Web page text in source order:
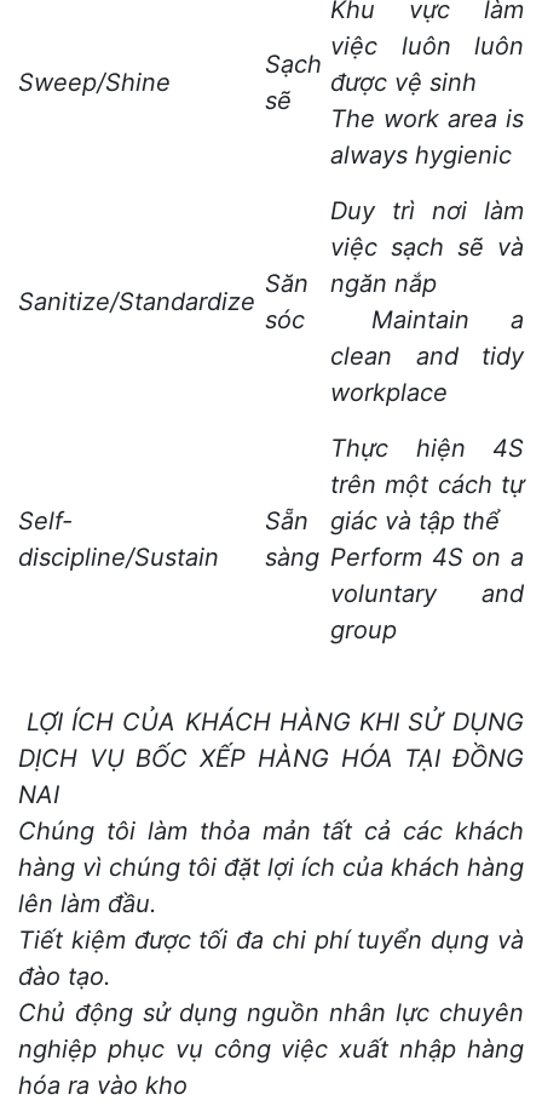
Sweep/Shine
Sạch
sẽ
Khu vực làm
việc luôn luôn
được vệ sinh
The work area is
always hygienic
Sanitize/Standardize
Săn
sóc
Duy trì nơi làm
việc sạch sẽ và
ngăn nắp
Maintain a
clean and tidy
workplace
Self-
discipline/Sustain
Sẵn
sàng
Thực hiện 4S
trên một cách tự
giác và tập thể
Perform 4S on a
voluntary and
group
LỢI ÍCH CỦA KHÁCH HÀNG KHI SỬ DỤNG
DỊCH VỤ BỐC XẾP HÀNG HÓA TẠI ĐỒNG
NAI
Chúng tôi làm thỏa mản tất cả các khách
hàng vì chúng tôi đặt lợi ích của khách hàng
lên làm đầu.
Tiết kiệm được tối đa chi phí tuyển dụng và
đào tạo.
Chủ động sử dụng nguồn nhân lực chuyên
nghiệp phục vụ công việc xuất nhập hàng
hóa ra vào kho